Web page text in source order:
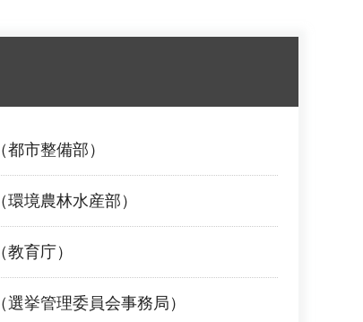
市整備部）
境農林水産部）
育庁）
挙管理委員会事務局）